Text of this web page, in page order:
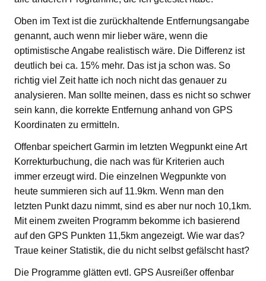
Oben im Text ist die zurückhaltende Entfernungsangabe
genannt, auch wenn mir lieber wäre, wenn die
optimistische Angabe realistisch wäre. Die Differenz ist
deutlich bei ca. 15% mehr. Das ist ja schon was. So
richtig viel Zeit hatte ich noch nicht das genauer zu
analysieren. Man sollte meinen, dass es nicht so schwer
sein kann, die korrekte Entfernung anhand von GPS
Koordinaten zu ermitteln.
Offenbar speichert Garmin im letzten Wegpunkt eine Art
Korrekturbuchung, die nach was für Kriterien auch
immer erzeugt wird. Die einzelnen Wegpunkte von
heute summieren sich auf 11.9km. Wenn man den
letzten Punkt dazu nimmt, sind es aber nur noch 10,1km.
Mit einem zweiten Programm bekomme ich basierend
auf den GPS Punkten 11,5km angezeigt. Wie war das?
Traue keiner Statistik, die du nicht selbst gefälscht hast?
Die Programme glätten evtl. GPS Ausreißer offenbar